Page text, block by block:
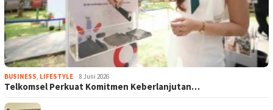
BUSINESS, LIFESTYLE 8 Juni 2026
Telkomsel Perkuat Komitmen Keberlanjutan…